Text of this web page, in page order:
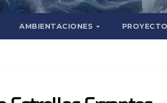
AMBIENTACIONES